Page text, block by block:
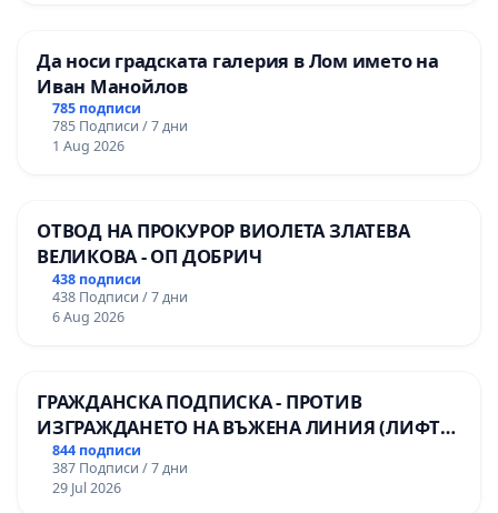
Да носи градската галерия в Лом името на
Иван Манойлов
785 подписи
785 Подписи / 7 дни
1 Aug 2026
ОТВОД НА ПРОКУРОР ВИОЛЕТА ЗЛАТЕВА
ВЕЛИКОВА - ОП ДОБРИЧ
438 подписи
438 Подписи / 7 дни
6 Aug 2026
ГРАЖДАНСКА ПОДПИСКА - ПРОТИВ
ИЗГРАЖДАНЕТО НА ВЪЖЕНА ЛИНИЯ (ЛИФТ)
НА ТЕРИТОРИЯТА НА ПРИРОДНА
ЗАБЕЛЕЖИТЕЛНОСТ „ХЪЛМ НА
ОСВОБОДИТЕЛИТЕ“ (БУНАРДЖИК)
844 подписи
387 Подписи / 7 дни
29 Jul 2026